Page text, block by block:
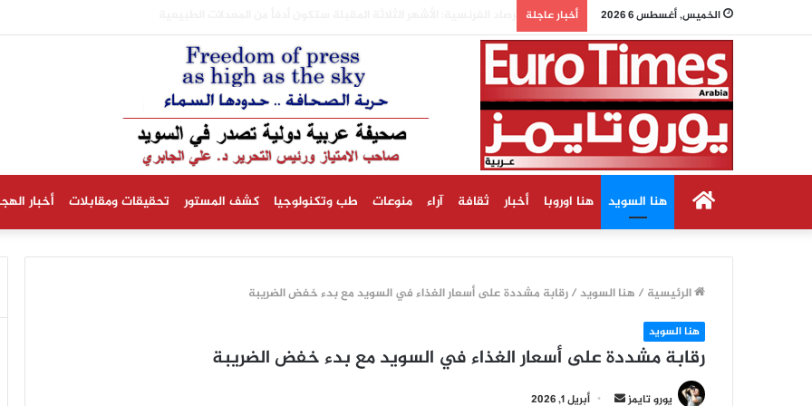
الخميس, أغسطس 6 2026 أخبار عاجلة
الرئيسيةهنا السويد هنا اوروبا أخبار ثقافة آراء منوعات طب وتكنولوجيا كشف المستور تحقيقات ومقابلات أخبار
الرئيسية / هنا السويد/رقابة مشددة على أسعار الغذاء في السويد مع بدء خفض الضريبة
هنا السويد
رقابة مشددة على أسعار الغذاء في السويد مع بدء خفض الضريبة
يورو تايمز
أرسل أبريل 1, 2026